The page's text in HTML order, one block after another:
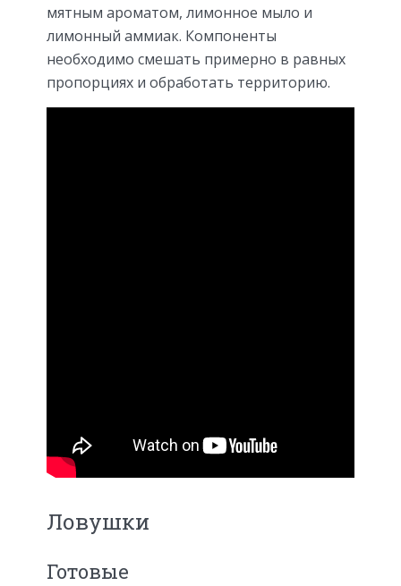
мятным ароматом, лимонное мыло и
лимонный аммиак. Компоненты
необходимо смешать примерно в равных
пропорциях и обработать территорию.
Ловушки
Готовые